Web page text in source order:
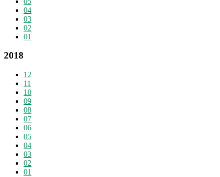
04
03
02
01
2018
12
11
10
09
08
07
06
05
04
03
02
01